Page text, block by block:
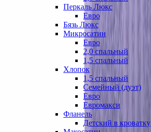
Перкаль Люкс
Евро
Бязь Люкс
Микросатин
Евро
2,0 спальный
1,5 спальный
Хлопок
1,5 спальный
Семейный (дуэт)
Евро
Евромакси
Фланель
Детский в кроватку